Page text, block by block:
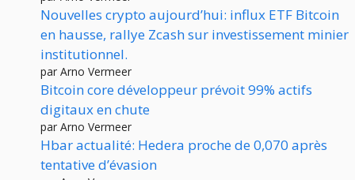
Nouvelles crypto aujourd’hui: influx ETF Bitcoin
en hausse, rallye Zcash sur investissement minier
institutionnel.
par Arno Vermeer
Bitcoin core développeur prévoit 99% actifs
digitaux en chute
par Arno Vermeer
Hbar actualité: Hedera proche de 0,070 après
tentative d’évasion